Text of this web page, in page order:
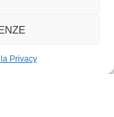
Privacy